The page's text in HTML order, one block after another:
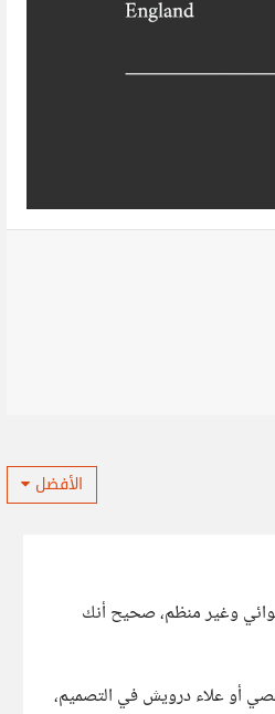
الأفضل
وغير منظم، صحيح أنك
أو علاء درويش في التصميم،